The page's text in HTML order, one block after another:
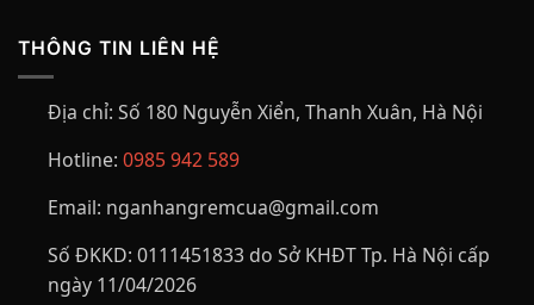
THÔNG TIN LIÊN HỆ
Địa chỉ: Số 180 Nguyễn Xiển, Thanh Xuân, Hà Nội
Hotline: 0985 942 589
Email: nganhangremcua@gmail.com
Số ĐKKD: 0111451833 do Sở KHĐT Tp. Hà Nội cấp
ngày 11/04/2026